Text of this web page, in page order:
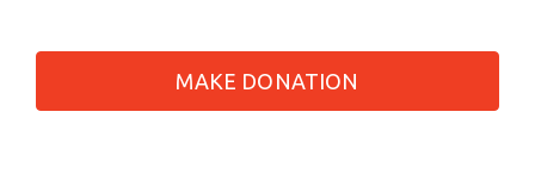
MAKE DONATION